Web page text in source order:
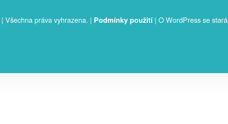
| Všechna práva vyhrazena. | Podmínky použití | O WordPress se stará